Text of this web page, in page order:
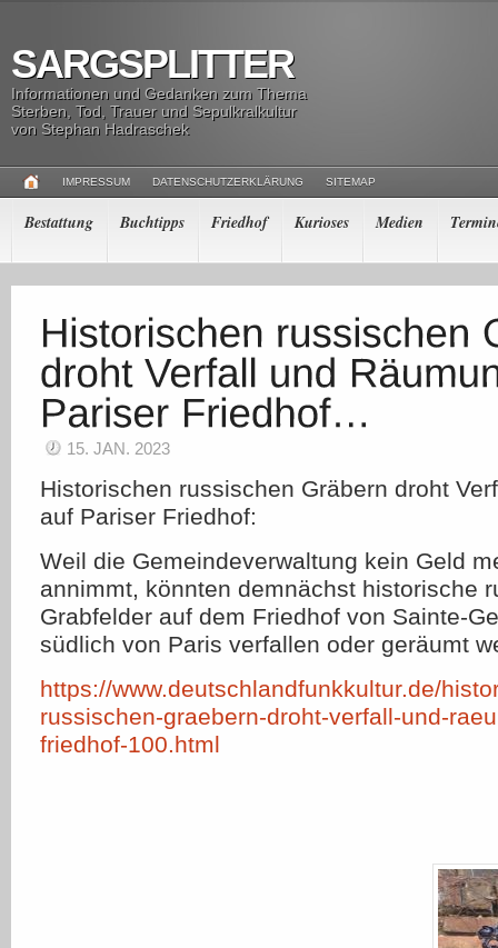
SARGSPLITTER
Informationen und Gedanken zum Thema
Sterben, Tod, Trauer und Sepulkralkultur
von Stephan Hadraschek
IMPRESSUM DATENSCHUTZERKLÄRUNG SITEMAP
Bestattung Buchtipps Friedhof Kurioses Medien
15. JAN. 2023
Historischen russischen Gräbern droht
auf Pariser Friedhof:
Weil die Gemeindeverwaltung kein Geld
annimmt, könnten demnächst historische
Grabfelder auf dem Friedhof von Sainte-
südlich von Paris verfallen oder geräumt
https://www.deutschlandfunkkultur.de/
russischen-graebern-droht-verfall-und-
friedhof-100.html